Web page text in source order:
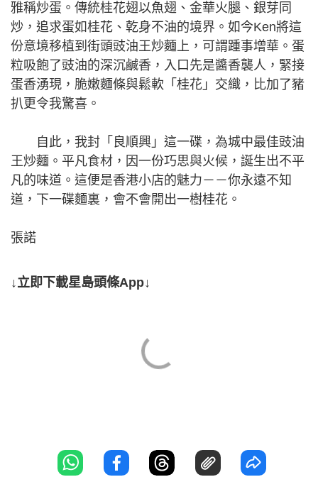
雅稱炒蛋。傳統桂花翅以魚翅、金華火腿、銀芽同
炒，追求蛋如桂花、乾身不油的境界。如今Ken將這
份意境移植到街頭豉油王炒麵上，可謂踵事增華。蛋
粒吸飽了豉油的深沉鹹香，入口先是醬香襲人，緊接
蛋香湧現，脆嫩麵條與鬆軟「桂花」交織，比加了豬
扒更令我驚喜。
自此，我封「良順興」這一碟，為城中最佳豉油
王炒麵。平凡食材，因一份巧思與火候，誕生出不平
凡的味道。這便是香港小店的魅力－－你永遠不知
道，下一碟麵裏，會不會開出一樹桂花。
張諾
↓立即下載星島頭條App↓